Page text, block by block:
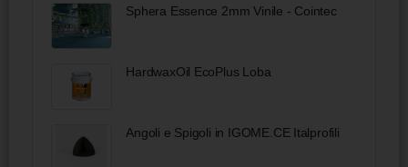
Sphera Essence 2mm Vinile - Cointec
HardwaxOil EcoPlus Loba
Angoli e Spigoli in IGOME.CE Italprofili